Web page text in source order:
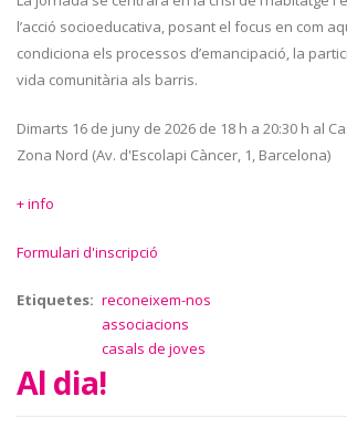
l’acció socioeducativa, posant el focus en com
condiciona els processos d’emancipació, la
vida comunitària als barris.
Dimarts 16 de juny de 2026 de 18 h a 20:30 h al
Zona Nord (Av. d'Escolapi Càncer, 1, Barcelona)
+ info
Formulari d'inscripció
Etiquetes
reconeixem-nos
associacions
casals de joves
Al dia!